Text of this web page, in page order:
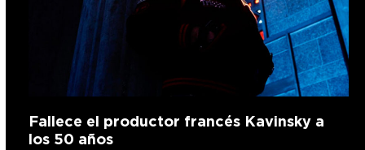
Fallece el productor francés Kavinsky a
los 50 años